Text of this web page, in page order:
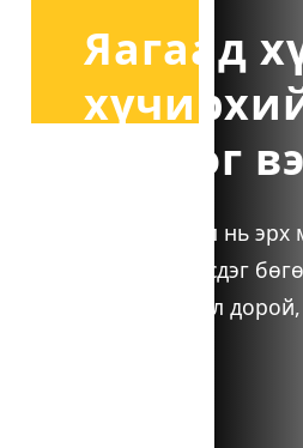
Яагаад
өртдөг
Хүчирхийлэл нь эрх
байдлаас үүсдэг
өөрөөсөө сул